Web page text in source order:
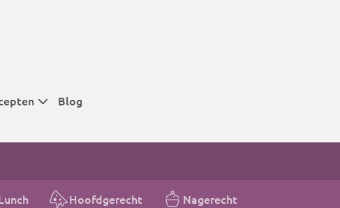
tijden
Blog
Hoofdgerecht Nagerecht